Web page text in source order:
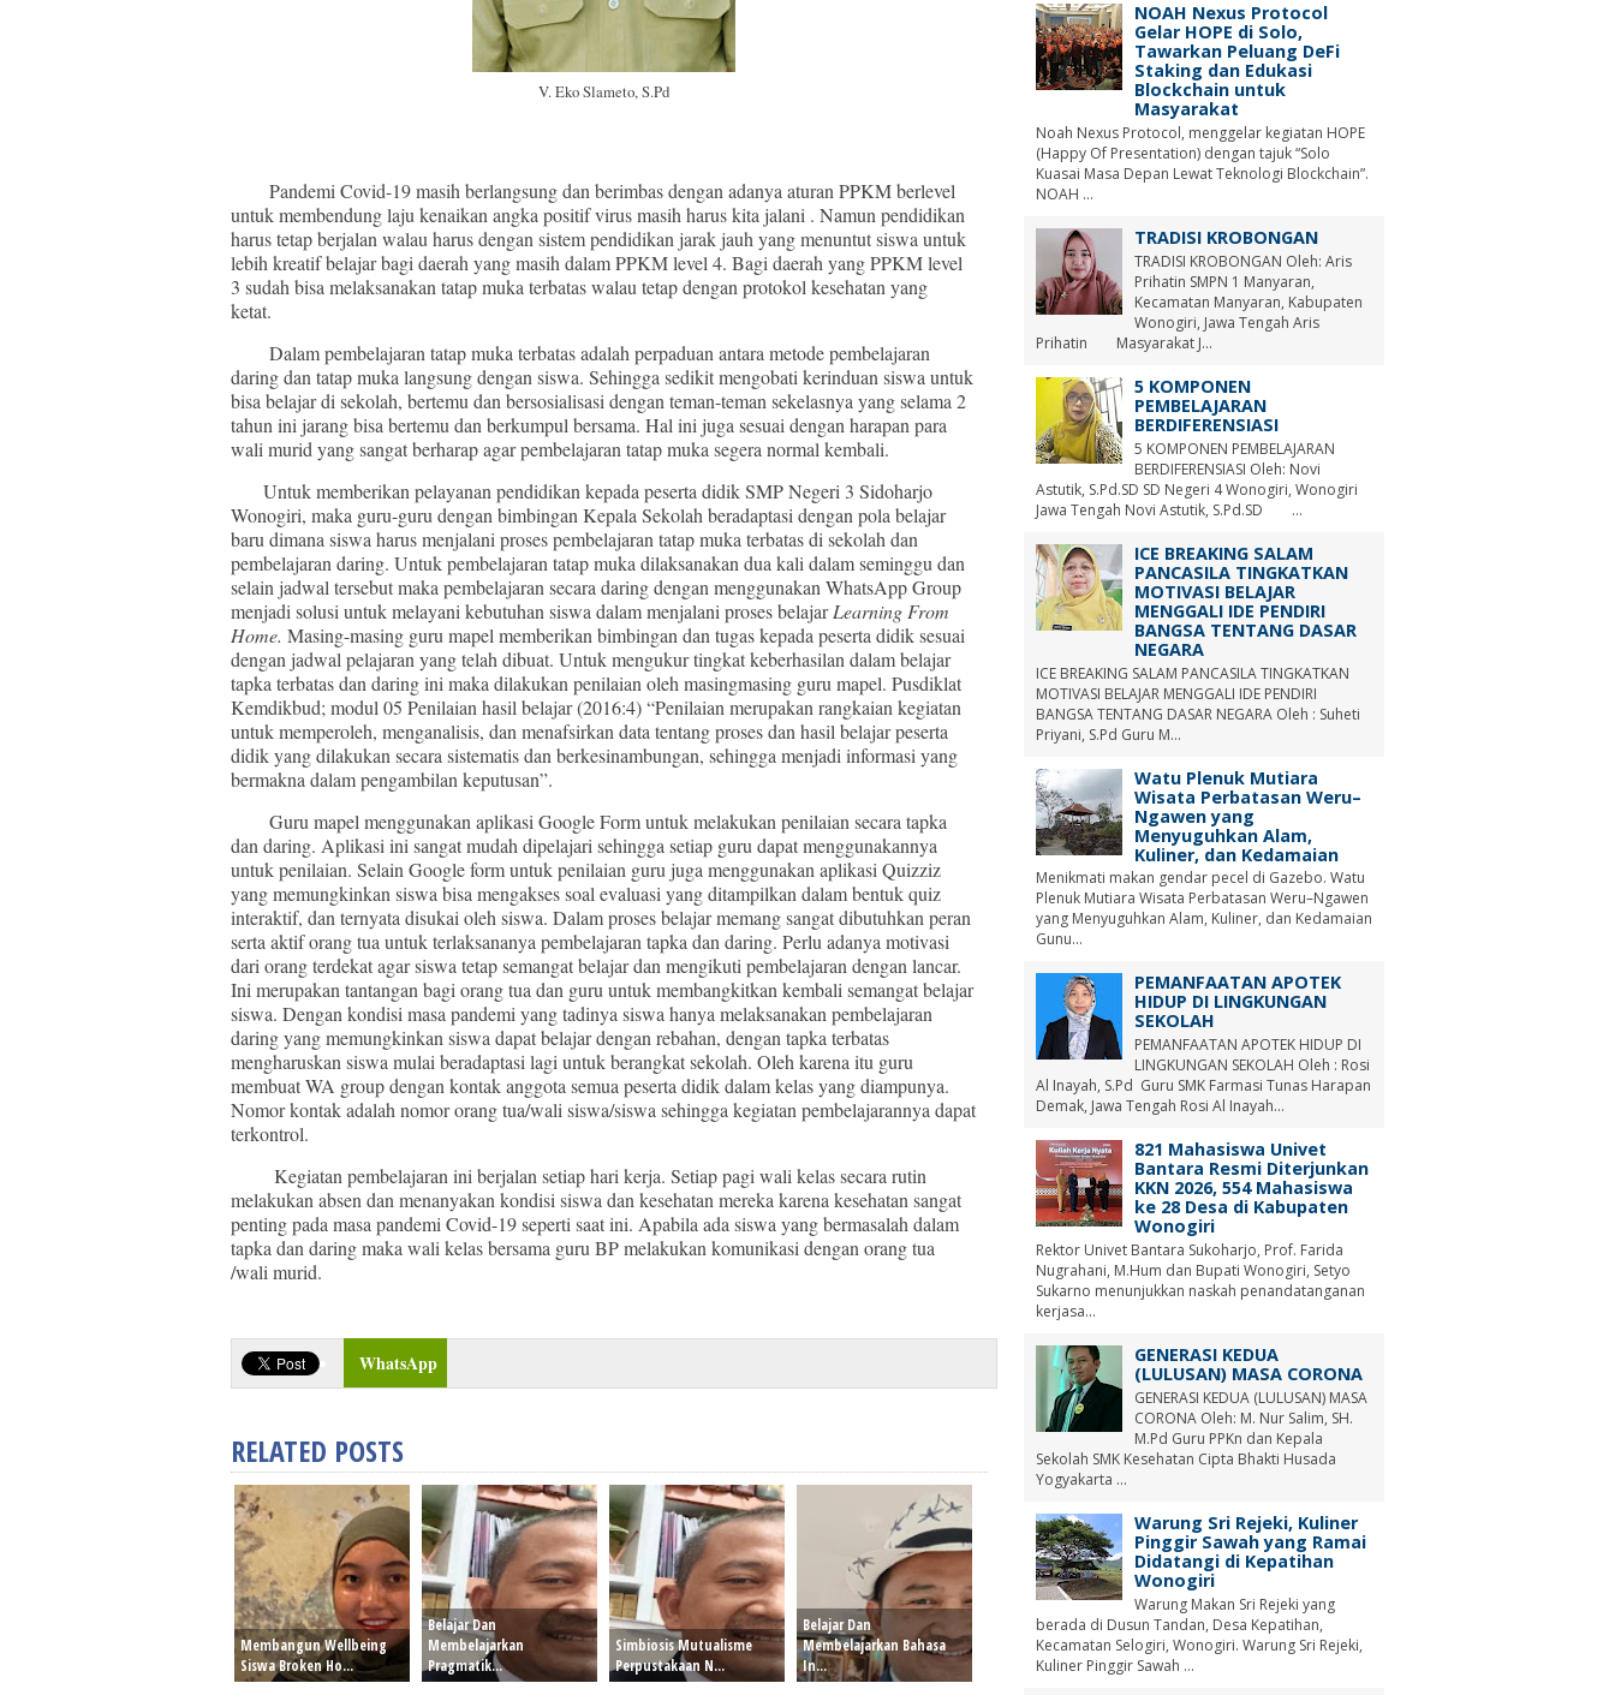
V. Eko Slameto, S.Pd
Pandemi Covid-19 masih berlangsung dan berimbas dengan adanya aturan PPKM berlevel
untuk membendung laju kenaikan angka positif virus masih harus kita jalani . Namun pendidikan
harus tetap berjalan walau harus dengan sistem pendidikan jarak jauh yang menuntut siswa untuk
lebih kreatif belajar bagi daerah yang masih dalam PPKM level 4. Bagi daerah yang PPKM level
3 sudah bisa melaksanakan tatap muka terbatas walau tetap dengan protokol kesehatan yang
ketat.
Dalam pembelajaran tatap muka terbatas adalah perpaduan antara metode pembelajaran
daring dan tatap muka langsung dengan siswa. Sehingga sedikit mengobati kerinduan siswa untuk
bisa belajar di sekolah, bertemu dan bersosialisasi dengan teman-teman sekelasnya yang selama 2
tahun ini jarang bisa bertemu dan berkumpul bersama. Hal ini juga sesuai dengan harapan para
wali murid yang sangat berharap agar pembelajaran tatap muka segera normal kembali.
Untuk memberikan pelayanan pendidikan kepada peserta didik SMP Negeri 3 Sidoharjo
Wonogiri, maka guru-guru dengan bimbingan Kepala Sekolah beradaptasi dengan pola belajar
baru dimana siswa harus menjalani proses pembelajaran tatap muka terbatas di sekolah dan
pembelajaran daring. Untuk pembelajaran tatap muka dilaksanakan dua kali dalam seminggu dan
selain jadwal tersebut maka pembelajaran secara daring dengan menggunakan WhatsApp Group
menjadi solusi untuk melayani kebutuhan siswa dalam menjalani proses belajarLearning From
Home. Masing-masing guru mapel memberikan bimbingan dan tugas kepada peserta didik sesuai
dengan jadwal pelajaran yang telah dibuat. Untuk mengukur tingkat keberhasilan dalam belajar
tapka terbatas dan daring ini maka dilakukan penilaian oleh masingmasing guru mapel. Pusdiklat
Kemdikbud; modul 05 Penilaian hasil belajar (2016:4) “Penilaian merupakan rangkaian kegiatan
untuk memperoleh, menganalisis, dan menafsirkan data tentang proses dan hasil belajar peserta
didik yang dilakukan secara sistematis dan berkesinambungan, sehingga menjadi informasi yang
bermakna dalam pengambilan keputusan”.
Guru mapel menggunakan aplikasi Google Form untuk melakukan penilaian secara tapka
dan daring. Aplikasi ini sangat mudah dipelajari sehingga setiap guru dapat menggunakannya
untuk penilaian. Selain Google form untuk penilaian guru juga menggunakan aplikasi Quizziz
yang memungkinkan siswa bisa mengakses soal evaluasi yang ditampilkan dalam bentuk quiz
interaktif, dan ternyata disukai oleh siswa. Dalam proses belajar memang sangat dibutuhkan peran
serta aktif orang tua untuk terlaksananya pembelajaran tapka dan daring. Perlu adanya motivasi
dari orang terdekat agar siswa tetap semangat belajar dan mengikuti pembelajaran dengan lancar.
Ini merupakan tantangan bagi orang tua dan guru untuk membangkitkan kembali semangat belajar
siswa. Dengan kondisi masa pandemi yang tadinya siswa hanya melaksanakan pembelajaran
daring yang memungkinkan siswa dapat belajar dengan rebahan, dengan tapka terbatas
mengharuskan siswa mulai beradaptasi lagi untuk berangkat sekolah. Oleh karena itu guru
membuat WA group dengan kontak anggota semua peserta didik dalam kelas yang diampunya.
Nomor kontak adalah nomor orang tua/wali siswa/siswa sehingga kegiatan pembelajarannya dapat
terkontrol.
Kegiatan pembelajaran ini berjalan setiap hari kerja. Setiap pagi wali kelas secara rutin
melakukan absen dan menanyakan kondisi siswa dan kesehatan mereka karena kesehatan sangat
penting pada masa pandemi Covid-19 seperti saat ini. Apabila ada siswa yang bermasalah dalam
tapka dan daring maka wali kelas bersama guru BP melakukan komunikasi dengan orang tua
/wali murid.
WhatsApp
RELATED POSTS
Membangun Wellbeing
Siswa Broken Ho...
Belajar Dan
Membelajarkan
Pragmatik...
Simbiosis Mutualisme
Perpustakaan N...
Belajar Dan
Membelajarkan Bahasa
In...
NOAH Nexus Protocol
Gelar HOPE di Solo,
Tawarkan Peluang DeFi
Staking dan Edukasi
Blockchain untuk
Masyarakat
Noah Nexus Protocol, menggelar kegiatan HOPE
(Happy Of Presentation) dengan tajuk “Solo
Kuasai Masa Depan Lewat Teknologi Blockchain”.
NOAH ...
TRADISI KROBONGAN
TRADISI KROBONGAN Oleh: Aris
Prihatin SMPN 1 Manyaran,
Kecamatan Manyaran, Kabupaten
Wonogiri, Jawa Tengah Aris
Prihatin Masyarakat J...
5 KOMPONEN
PEMBELAJARAN
BERDIFERENSIASI
5 KOMPONEN PEMBELAJARAN
BERDIFERENSIASI Oleh: Novi
Astutik, S.Pd.SD SD Negeri 4 Wonogiri, Wonogiri
Jawa Tengah Novi Astutik, S.Pd.SD ...
ICE BREAKING SALAM
PANCASILA TINGKATKAN
MOTIVASI BELAJAR
MENGGALI IDE PENDIRI
BANGSA TENTANG DASAR
NEGARA
ICE BREAKING SALAM PANCASILA TINGKATKAN
MOTIVASI BELAJAR MENGGALI IDE PENDIRI
BANGSA TENTANG DASAR NEGARA Oleh : Suheti
Priyani, S.Pd Guru M...
Watu Plenuk Mutiara
Wisata Perbatasan Weru–
Ngawen yang
Menyuguhkan Alam,
Kuliner, dan Kedamaian
Menikmati makan gendar pecel di Gazebo. Watu
Plenuk Mutiara Wisata Perbatasan Weru–Ngawen
yang Menyuguhkan Alam, Kuliner, dan Kedamaian
Gunu...
PEMANFAATAN APOTEK
HIDUP DI LINGKUNGAN
SEKOLAH
PEMANFAATAN APOTEK HIDUP DI
LINGKUNGAN SEKOLAH Oleh : Rosi
Al Inayah, S.Pd Guru SMK Farmasi Tunas Harapan
Demak, Jawa Tengah Rosi Al Inayah...
821 Mahasiswa Univet
Bantara Resmi Diterjunkan
KKN 2026, 554 Mahasiswa
ke 28 Desa di Kabupaten
Wonogiri
Rektor Univet Bantara Sukoharjo, Prof. Farida
Nugrahani, M.Hum dan Bupati Wonogiri, Setyo
Sukarno menunjukkan naskah penandatanganan
kerjasa...
GENERASI KEDUA
(LULUSAN) MASA CORONA
GENERASI KEDUA (LULUSAN) MASA
CORONA Oleh: M. Nur Salim, SH.
M.Pd Guru PPKn dan Kepala
Sekolah SMK Kesehatan Cipta Bhakti Husada
Yogyakarta ...
Warung Sri Rejeki, Kuliner
Pinggir Sawah yang Ramai
Didatangi di Kepatihan
Wonogiri
Warung Makan Sri Rejeki yang
berada di Dusun Tandan, Desa Kepatihan,
Kecamatan Selogiri, Wonogiri. Warung Sri Rejeki,
Kuliner Pinggir Sawah ...